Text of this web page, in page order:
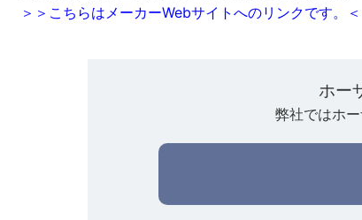
＞＞こちらはメーカーWebサイトへのリンクです。＜
ホー
弊社ではホ